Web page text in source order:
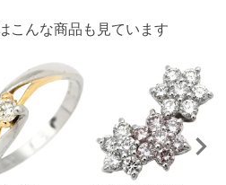
こんな商品も見ています